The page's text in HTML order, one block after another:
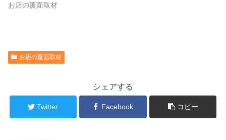
お店の覆面取材
お店の覆面取材
シェアする
Twitter Facebook コピー